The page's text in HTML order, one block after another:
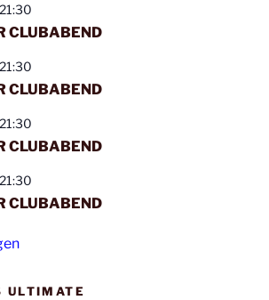
2026
Uhr
18. Februar
2026
21:30
25. Februar
19:30 -
04. März
21:30
CLUBABEND
21:30
CLUBABEND
21:30
CLUBABEND
21:30
CLUBABEND
ULTIMATE